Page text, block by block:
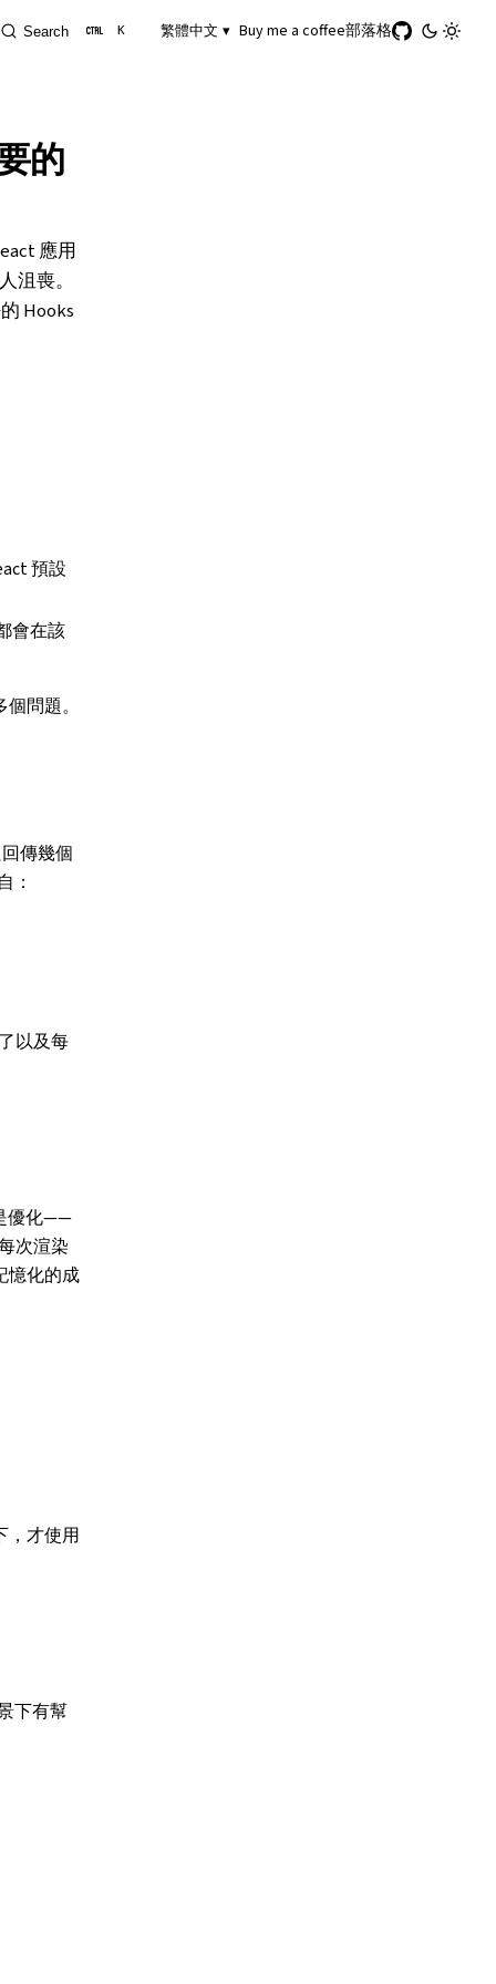
Search K 繁體中文 ▾ Buy me a coffee部落格
的
應用
沮喪。
Hooks
預設
會在該
問題。
傳幾個
：
以及每
優化——
次渲染
憶化的成
，才使用
下有幫